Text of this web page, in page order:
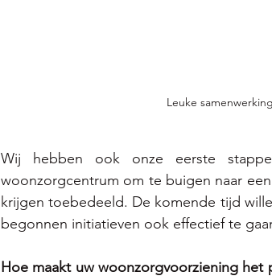
Leuke
Wij hebben ook onze eerste
woonzorgcentrum om te buigen naar
krijgen toebedeeld. De komende tijd
begonnen initiatieven ook effectief te
Hoe maakt uw woonzorgvoorziening